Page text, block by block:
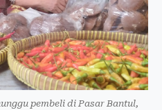
pembeli di Pasar Bantul,